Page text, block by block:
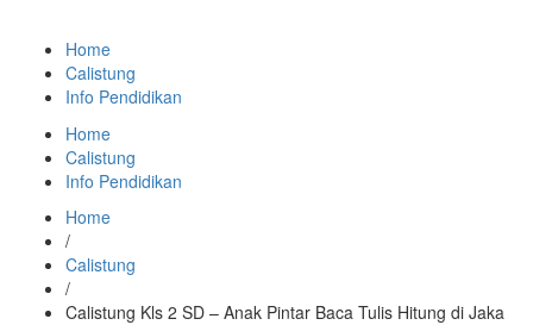
Home
Calistung
Info Pendidikan
Home
Calistung
Info Pendidikan
Home
/
Calistung
/
Calistung Kls 2 SD – Anak Pintar Baca Tulis Hitung di Jaka